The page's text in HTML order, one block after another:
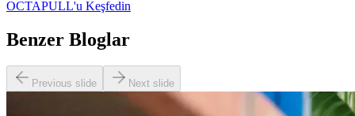
OCTAPULL'u Keşfedin
Benzer Bloglar
Previous slide Next slide